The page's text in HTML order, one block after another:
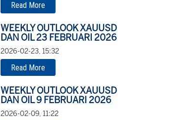
Read More
WEEKLY OUTLOOK XAUUSD
DAN OIL 23 FEBRUARI 2026
2026-02-23, 15:32
Read More
WEEKLY OUTLOOK XAUUSD
DAN OIL 9 FEBRUARI 2026
2026-02-09, 11:22